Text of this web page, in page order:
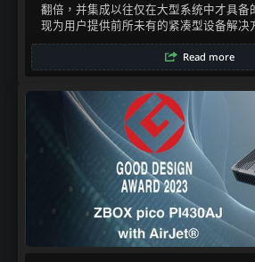
翻倍，并集成以往仅在大型系统中才具备
现为用户提供前所未有的紧凑型设备解决
Read more